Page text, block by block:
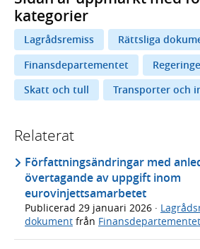
kategorier
Lagrådsremiss
Rättsliga
Finansdepartementet
Skatt och tull
Transporter och
Relaterat
Författningsändringar med
övertagande av uppgift inom
eurovinjettsamarbetet
Publicerad 29 januari 2026 ·
dokument från Finansdepartementet